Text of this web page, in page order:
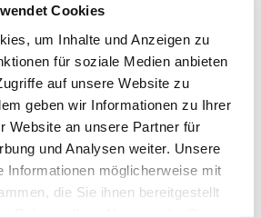
Cookies
um Inhalte und Anzeigen zu
für soziale Medien anbieten
auf unsere Website zu
geben wir Informationen zu Ihrer
Website an unsere Partner für
und Analysen weiter. Unsere
Informationen möglicherweise mit
die Sie ihnen bereitgestellt
Nein – früher war alles
Zeit des New Transporters, dem
Sie die Zukunft des